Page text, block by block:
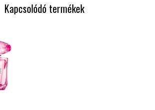
Kapcsolódó termékek